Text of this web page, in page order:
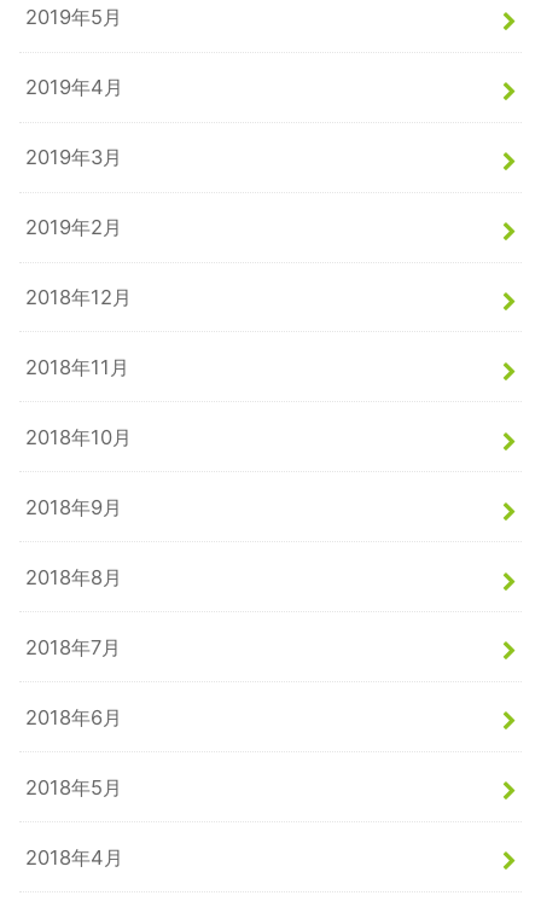
2019年5月
2019年4月
2019年3月
2019年2月
2018年12月
2018年11月
2018年10月
2018年9月
2018年8月
2018年7月
2018年6月
2018年5月
2018年4月